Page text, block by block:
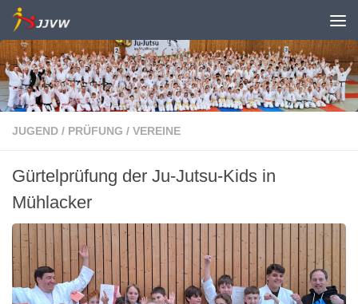
Zum Inhalt springen
JUGEND / PRÜFUNG / VEREINE
Gürtelprüfung der Ju-Jutsu-Kids in
Mühlacker